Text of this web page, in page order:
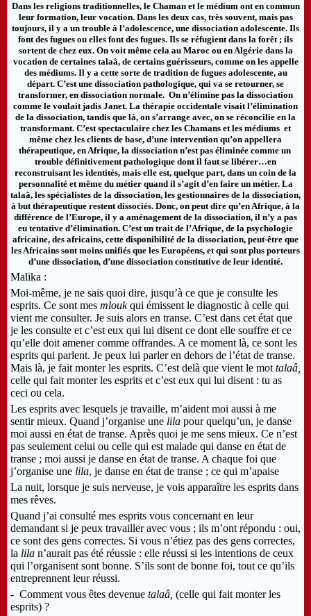
Dans les religions traditionnelles, le Chaman et le médium ont en commun
leur formation, leur vocation. Dans les deux cas, très souvent, mais pas
toujours, il y a un trouble à l’adolescence, une dissociation adolescente. Ils
font des fugues ou elles font des fugues. Ils se réfugient dans la forêt ; ils
sortent de chez eux. On voit même cela au Maroc ou en Algérie dans la
vocation de certaines talaâ, de certains guérisseurs, comme on les appelle
des médiums. Il y a cette sorte de tradition de fugues adolescente, au
départ. C’est une dissociation pathologique, qui va se retourner, se
transformer, en dissociation normale. On n’élimine pas la dissociation
comme le voulait jadis Janet. La thérapie occidentale visait l’élimination
de la dissociation, tandis que là, on s’arrange avec, on se réconcilie en la
transformant. C’est spectaculaire chez les Chamans et les médiums et
même chez les clients de base, d’une intervention qu’on appellera
thérapeutique, en Afrique, la dissociation n’est pas éliminée comme un
trouble définitivement pathologique dont il faut se libérer…en
reconstruisant les identités, mais elle est, quelque part, dans un coin de la
personnalité et même du métier quand il s’agit d’en faire un métier. La
talaâ, les spécialistes de la dissociation, les gestionnaires de la dissociation,
à but thérapeutique restent dissociés. Donc, on peut dire qu’en Afrique, à la
différence de l’Europe, il y a aménagement de la dissociation, il n’y a pas
eu tentative d’élimination. C’est un trait de l’Afrique, de la psychologie
africaine, des africains, cette disponibilité de la dissociation, peut-être que
les Africains sont moins unifiés que les Européens, et qui sont plus porteurs
d’une dissociation, d’une dissociation constitutive de leur identité.
Malika :
Moi-même, je ne sais quoi dire, jusqu’à ce que je consulte les
esprits. Ce sont mes mloukqui émissent le diagnostic à celle qui
vient me consulter. Je suis alors en transe. C’est dans cet état que
je les consulte et c’est eux qui lui disent ce dont elle souffre et ce
qu’elle doit amener comme offrandes. A ce moment là, ce sont les
esprits qui parlent. Je peux lui parler en dehors de l’état de transe.
Mais là, je fait monter les esprits. C’est delà que vient le mot talaâ,
celle qui fait monter les esprits et c’est eux qui lui disent : tu as
ceci ou cela.
Les esprits avec lesquels je travaille, m’aident moi aussi à me
sentir mieux. Quand j’organise une lila pour quelqu’un, je danse
moi aussi en état de transe. Après quoi je me sens mieux. Ce n’est
pas seulement celui ou celle qui est malade qui danse en état de
transe ; moi aussi je danse en état de transe. A chaque foi que
j’organise une lila, je danse en état de transe ; ce qui m’apaise
La nuit, lorsque je suis nerveuse, je vois apparaître les esprits dans
mes rêves.
Quand j’ai consulté mes esprits vous concernant en leur
demandant si je peux travailler avec vous ; ils m’ont répondu : oui,
ce sont des gens correctes. Si vous n’étiez pas des gens correctes,
la lila n’aurait pas été réussie : elle réussi si les intentions de ceux
qui l’organisent sont bonne. S’ils sont de bonne foi, tout ce qu’ils
entreprennent leur réussi.
- Comment vous êtes devenue talaâ, (celle qui fait monter les
esprits) ?